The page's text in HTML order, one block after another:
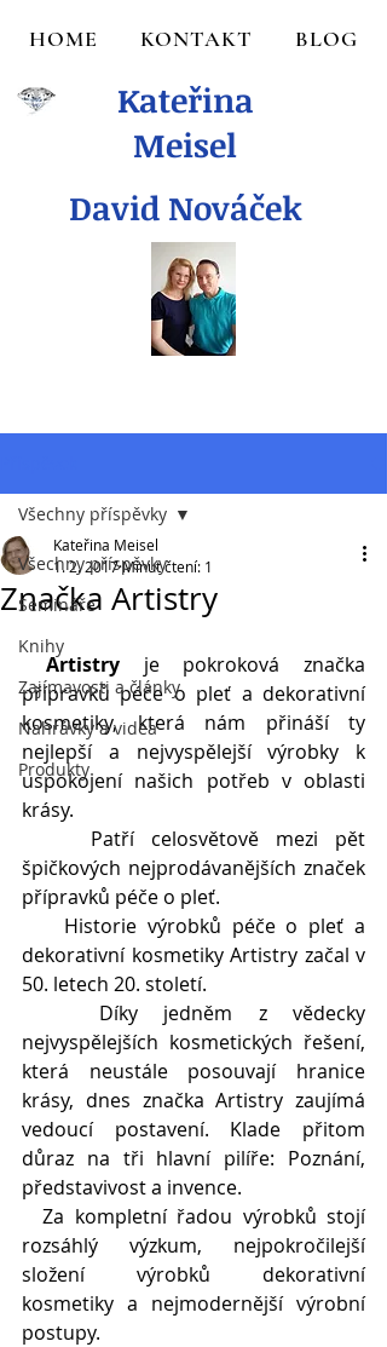
HOME KONTAKT BLOG
Kateřina
Meisel
David Nováček
Všechny příspěvky
Semináře
Knihy
Zajímavosti a články
Nahrávky a videa
Produkty
Všechny příspěvky
Značka Artistry
Kateřina Meisel
1. 2. 2017Minut čtení: 1
Artistry je pokroková značka
přípravků péče o pleť a dekorativní
kosmetiky, která nám přináší ty
nejlepší a nejvyspělejší výrobky k
uspokojení našich potřeb v oblasti
krásy.
špičkových nejprodávanějších značek
přípravků péče o pleť.
dekorativní kosmetiky Artistry začal v
50. letech 20. století.
nejvyspělejších kosmetických řešení,
která neustále posouvají hranice
krásy, dnes značka Artistry zaujímá
vedoucí postavení. Klade přitom
důraz na tři hlavní pilíře: Poznání,
představivost a invence.
rozsáhlý výzkum, nejpokročilejší
složení výrobků dekorativní
kosmetiky a nejmodernější výrobní
postupy.